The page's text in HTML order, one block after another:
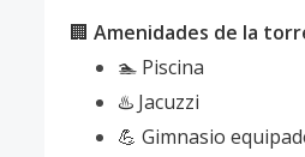
🏢 Amenidades de la
🏊 Piscina
♨️ Jacuzzi
💪 Gimnasio